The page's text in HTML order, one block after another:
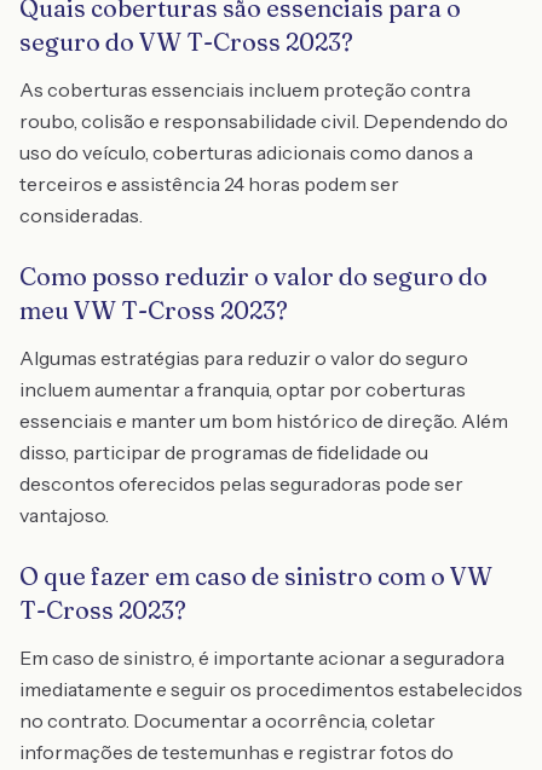
Quais coberturas são essenciais para o
seguro do VW T-Cross 2023?
As coberturas essenciais incluem proteção contra
roubo, colisão e responsabilidade civil. Dependendo do
uso do veículo, coberturas adicionais como danos a
terceiros e assistência 24 horas podem ser
consideradas.
Como posso reduzir o valor do seguro do
meu VW T-Cross 2023?
Algumas estratégias para reduzir o valor do seguro
incluem aumentar a franquia, optar por coberturas
essenciais e manter um bom histórico de direção. Além
disso, participar de programas de fidelidade ou
descontos oferecidos pelas seguradoras pode ser
vantajoso.
O que fazer em caso de sinistro com o VW
T-Cross 2023?
Em caso de sinistro, é importante acionar a seguradora
imediatamente e seguir os procedimentos estabelecidos
no contrato. Documentar a ocorrência, coletar
informações de testemunhas e registrar fotos do